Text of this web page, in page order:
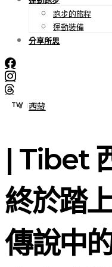
跑步的旅程
運動裝備
分享所思
TW | EN
西藏
| Tibet
終於踏
傳說中